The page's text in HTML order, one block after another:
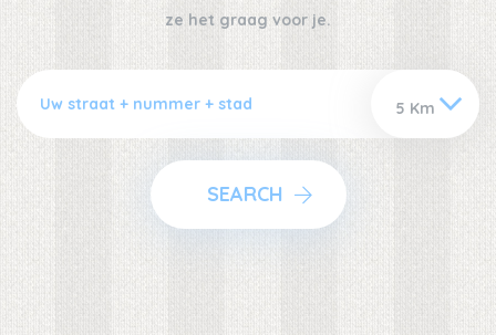
ze het graag voor je.
SEARCH